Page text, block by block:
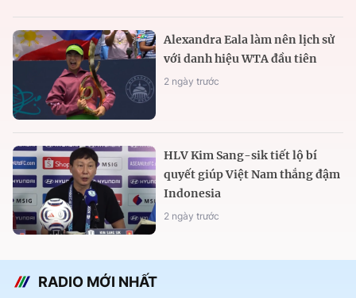
Alexandra Eala làm nên lịch sử
với danh hiệu WTA đầu tiên
2 ngày trước
HLV Kim Sang-sik tiết lộ bí
quyết giúp Việt Nam thắng đậm
Indonesia
2 ngày trước
RADIO MỚI NHẤT